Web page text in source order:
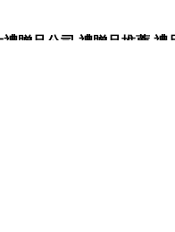
品公司,禮贈品推薦,禮
物,高級禮品,禮品網站。